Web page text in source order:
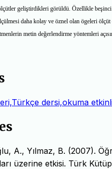
geliştirdikleri görüldü. Özellikle
daha kolay ve öznel olan ögeleri
metin değerlendirme yöntemleri
dersi,okuma
A., Yılmaz, B. (2007).
üzerine etkisi. Türk